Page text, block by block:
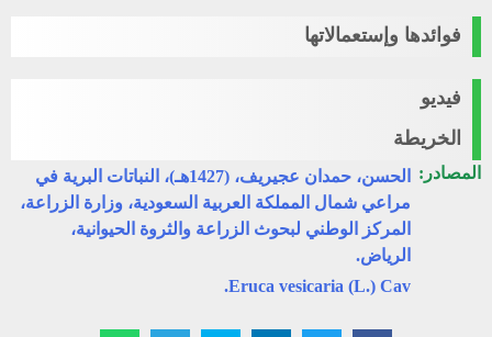
فوائدها وإستعمالاتها
فيديو
الخريطة
المصادر:
الحسن، حمدان عجيريف، (1427هـ)، النباتات البرية في
مراعي شمال المملكة العربية السعودية، وزارة الزراعة،
المركز الوطني لبحوث الزراعة والثروة الحيوانية،
الرياض.
Eruca vesicaria (L.) Cav.